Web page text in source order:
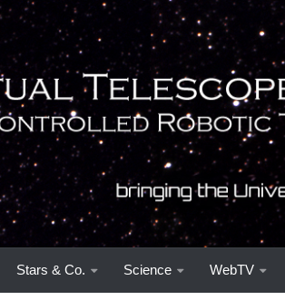
Stars & Co. Science WebTV